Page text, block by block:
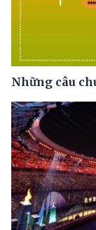
Những câu